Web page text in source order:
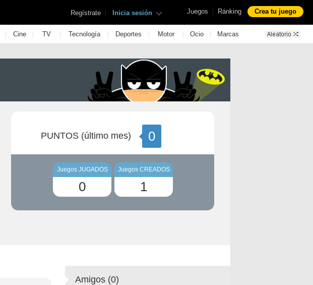
Juegos | Ránking Crea tu juego
Regístrate | Inicia sesión
| Cine | TV | Tecnología | Deportes | Motor | Ocio | Marcas
PUNTOS (último mes) 0
Juegos JUGADOS
0
Juegos CREADOS
1
Amigos (0)